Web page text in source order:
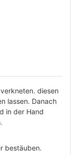
diesen
lassen. Danach
in der Hand
bestäuben.